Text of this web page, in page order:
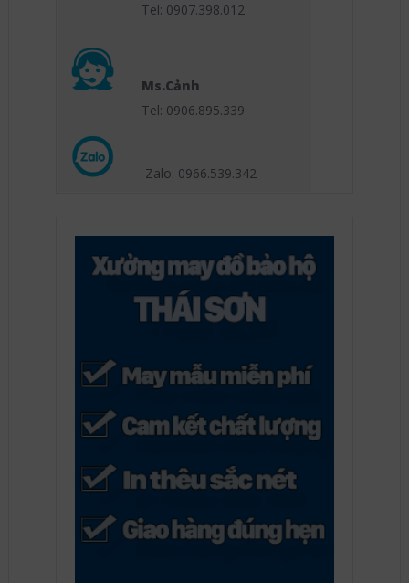
Tel: 0907.398.012
Ms.Cảnh
Tel: 0906.895.339
Zalo: 0966.539.342